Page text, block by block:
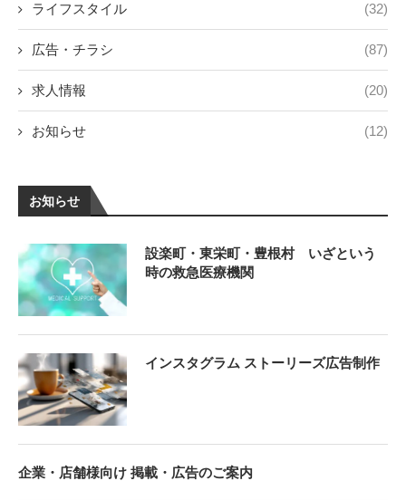
ライフスタイル (32)
広告・チラシ (87)
求人情報 (20)
お知らせ (12)
お知らせ
設楽町・東栄町・豊根村 いざという
時の救急医療機関
インスタグラム ストーリーズ広告制作
企業・店舗様向け 掲載・広告のご案内